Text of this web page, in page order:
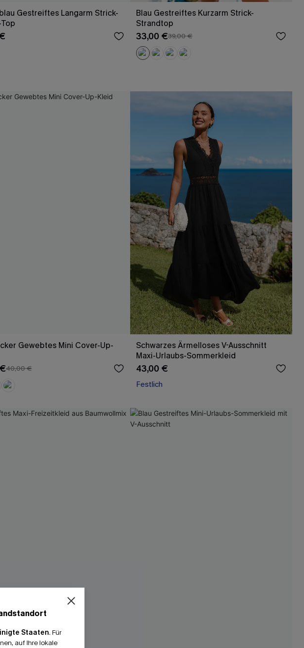
Gestreiftes Langarm Strick-
Blau Gestreiftes Kurzarm Strick-
Strandtop
33,00 €39,00 €
Gewebtes Mini Cover-Up-
40,00 €
Schwarzes Ärmelloses V-Ausschnitt
Maxi-Urlaubs-Sommerkleid
43,00 €
Festlich
Staaten. Für
auf Ihre lokale